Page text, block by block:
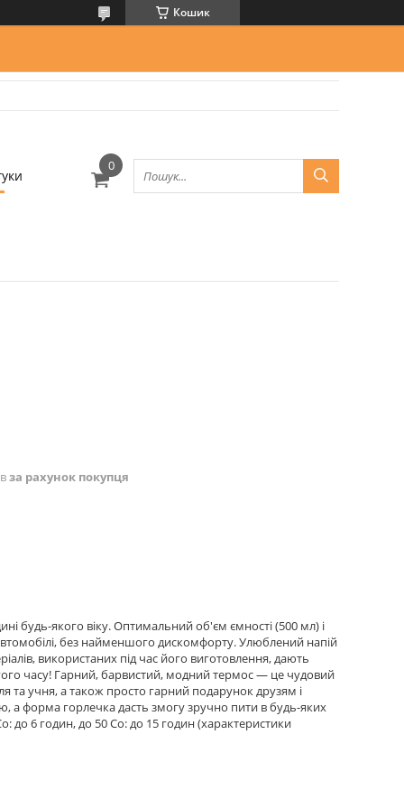
Кошик
за рахунок покупця
будь-якого віку. Оптимальний об'єм ємності (500 мл) і
без найменшого дискомфорту. Улюблений напій
використаних під час його виготовлення, дають
часу! Гарний, барвистий, модний термос — це чудовий
та учня, а також просто гарний подарунок друзям і
а форма горлечка дасть змогу зручно пити в будь-яких
до 6 годин, до 50 Сo: до 15 годин (характеристики